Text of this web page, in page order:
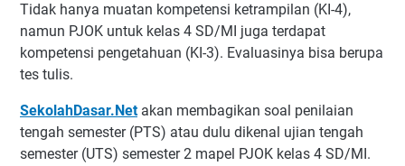
Tidak hanya muatan kompetensi ketrampilan (KI-4),
namun PJOK untuk kelas 4 SD/MI juga terdapat
kompetensi pengetahuan (KI-3). Evaluasinya bisa berupa
tes tulis.
SekolahDasar.Netakan membagikan soal penilaian
tengah semester (PTS) atau dulu dikenal ujian tengah
semester (UTS) semester 2 mapel PJOK kelas 4 SD/MI.